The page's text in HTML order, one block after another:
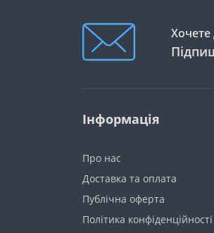
Хочете
Інформація
Про нас
Доставка та оплата
Публічна оферта
Політика конфіденційності